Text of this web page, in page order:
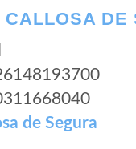
DE
de Segura